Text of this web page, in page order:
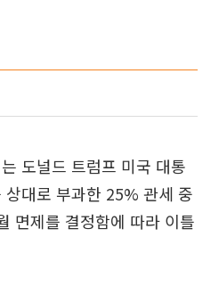
도널드 트럼프 미국 대통
대로 부과한 25% 관세 중
면제를 결정함에 따라 이틀